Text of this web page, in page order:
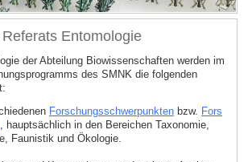
Entomologie
der Abteilung Biowissenschaften werden im
des SMNK die folgenden
Forschungsschwerpunktenbzw. Fors
hauptsächlich in den Bereichen Taxonomie,
Faunistik und Ökologie.